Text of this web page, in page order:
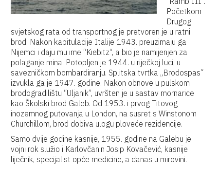
Početkom
Drugog
svjetskog rata od transportnog je pretvoren je u ratni
brod. Nakon kapitulacije Italije 1943. preuzimaju ga
Nijemci i daju mu ime “Kiebitz“, a bio je namijenjen za
polaganje mina. Potopljen je 1944. u riječkoj luci, u
savezničkom bombardiranju. Splitska tvrtka „Brodospas“
izvukla ga je 1947. godine. Nakon obnove u pulskom
brodogradilištu “Uljanik”, uvršten je u sastav mornarice
kao Školski brod Galeb. Od 1953. i prvog Titovog
inozemnog putovanja u London, na susret s Winstonom
Churchillom, brod dobiva ulogu ploveće rezidencije.
Samo dvije godine kasnije, 1955. godine na Galebu je
vojni rok služio i Karlovčanin Josip Kovačević, kasnije
liječnik, specijalist opće medicine, a danas u mirovini.